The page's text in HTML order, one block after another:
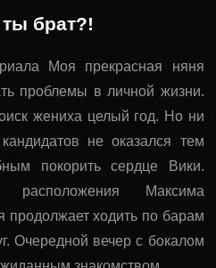
брат?!
Моя прекрасная няня
проблемы в личной жизни.
жениха целый год. Но ни
не оказался тем
покорить сердце Вики.
расположения Максима
продолжает ходить по барам
Очередной вечер с бокалом